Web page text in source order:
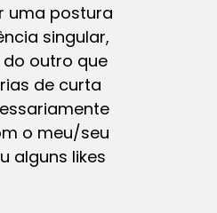
uma postura
singular,
do outro que
de curta
o meu/seu
alguns likes